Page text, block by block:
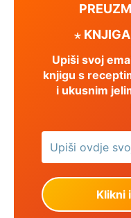
⋆
Upiši svoj
knjigu s
i ukusnim